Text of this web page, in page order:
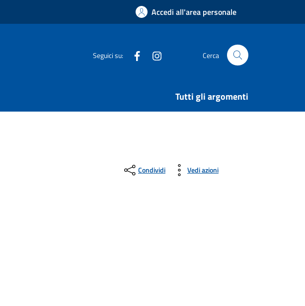
Accedi all'area personale
Seguici su: Facebook Cerca
Tutti gli argomenti
Condividi Vedi azioni